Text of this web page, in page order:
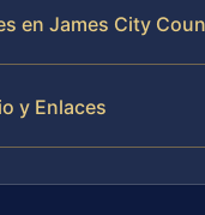
en James City
y Enlaces